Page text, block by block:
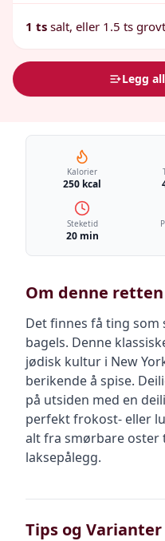
1 ts salt, eller 1.5 ts
Legg
Kalorier
250 kcal
Steketid
20 min
Om denne retten
Det finnes få ting
bagels. Denne
jødisk kultur i New
berikende å spise.
på utsiden med en
perfekt frokost- eller
alt fra smørbare oster
laksepålegg.
Tips og Varianter